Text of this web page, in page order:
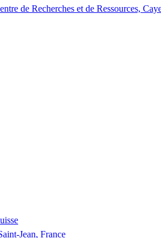
de Recherches et de Ressources,
Jean, France